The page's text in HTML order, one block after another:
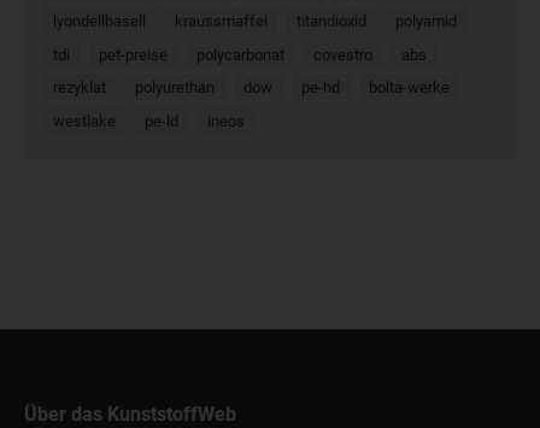
lyondellbasell
kraussmaffei titandioxid
polyamid
tdi
pet-preise polycarbonat covestro
abs
rezyklat
polyurethan dow pe-hd
bolta-werke
westlake
pe-ld ineos
Über das KunststoffWeb